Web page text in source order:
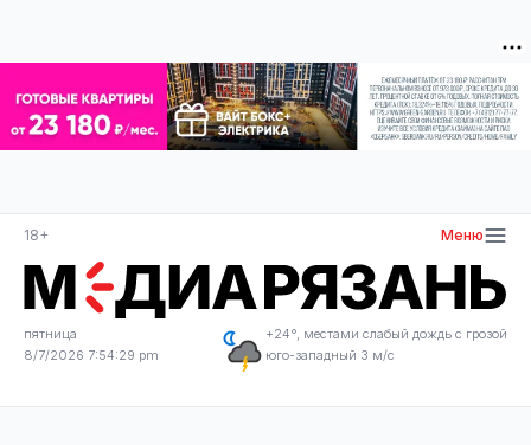
18+ Меню
пятница
8/7/2026 7:54:30 pm
+24°, местами слабый дождь с грозой
юго-западный 3 м/с